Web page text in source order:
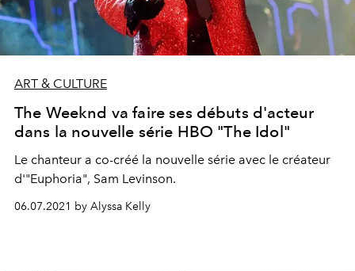
ART & CULTURE
The Weeknd va faire ses débuts d'acteur
dans la nouvelle série HBO "The Idol"
Le chanteur a co-créé la nouvelle série avec le créateur
d'"Euphoria", Sam Levinson.
06.07.2021 by Alyssa Kelly